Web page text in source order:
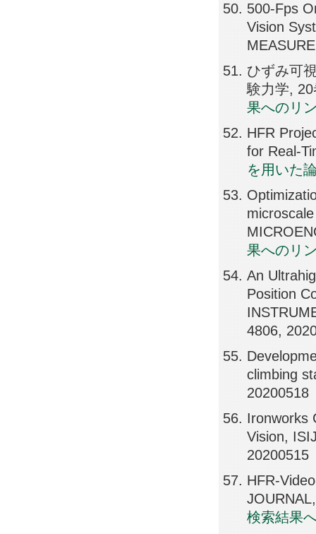
500-Fps
Vision
ひずみ可
験力学,
果へのリ
HFR
for Real-
を用いた
果へのリ
An
Position
4806,
climbing
20200518
Ironworks
Vision,
20200515
HFR-
検索結果